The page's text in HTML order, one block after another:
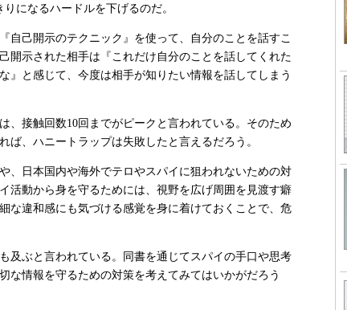
になるハードルを下げるのだ。
自己開示のテクニック』を使って、自分のことを話すこ
開示された相手は『これだけ自分のことを話してくれた
』と感じて、今度は相手が知りたい情報を話してしまう
接触回数10回までがピークと言われている。そのため
ば、ハニートラップは失敗したと言えるだろう。
、日本国内や海外でテロやスパイに狙われないための対
活動から身を守るためには、視野を広げ周囲を見渡す癖
な違和感にも気づける感覚を身に着けておくことで、危
及ぶと言われている。同書を通じてスパイの手口や思考
な情報を守るための対策を考えてみてはいかがだろう